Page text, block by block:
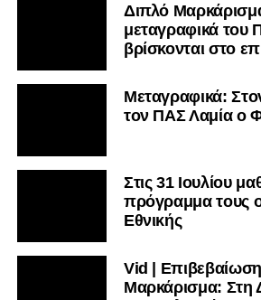
Διπλό
μεταγραφικά του
βρίσκονται στο
Μεταγραφικά:
τον ΠΑΣ Λαμία ο
Στις 31 Ιουλίου
πρόγραμμα τους
Εθνικής
Vid |
Μαρκάρισμα: Στη